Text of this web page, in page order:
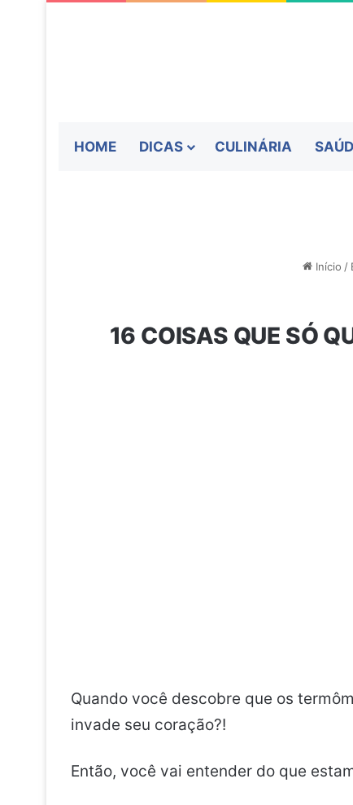
HOME DICAS CULINÁRIA
Início /
16 COISAS QUE SÓ
Quando você descobre que os
invade seu coração?!
Então, você vai entender do que